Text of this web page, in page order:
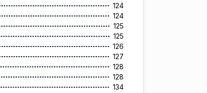
124
124
125
125
126
127
128
128
134